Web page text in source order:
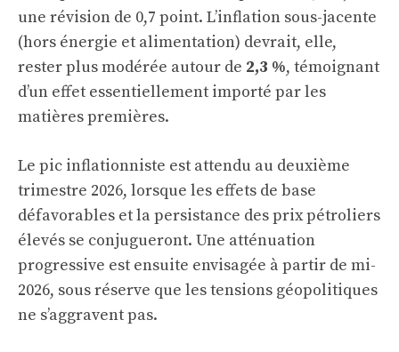
une révision de 0,7 point. L’inflation sous-jacente
(hors énergie et alimentation) devrait, elle,
rester plus modérée autour de 2,3 %, témoignant
d’un effet essentiellement importé par les
matières premières.
Le pic inflationniste est attendu au deuxième
trimestre 2026, lorsque les effets de base
défavorables et la persistance des prix pétroliers
élevés se conjugueront. Une atténuation
progressive est ensuite envisagée à partir de mi-
2026, sous réserve que les tensions géopolitiques
ne s’aggravent pas.